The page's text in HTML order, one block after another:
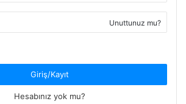
Unuttunuz mu?
Giriş/Kayıt
Hesabınız yok mu?